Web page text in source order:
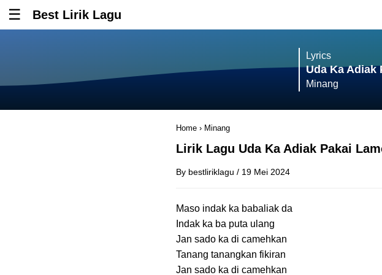
Tombol untuk membuka atau menutup menu
Best Lirik Lagu
Lyrics
Uda Ka Adiak
Minang
Home › Minang
Lirik Lagu Uda Ka Adiak Pakai
By bestliriklagu / 19 Mei 2024
Maso indak ka babaliak da
Indak ka ba puta ulang
Jan sado ka di camehkan
Tanang tanangkan fikiran
Jan sado ka di camehkan